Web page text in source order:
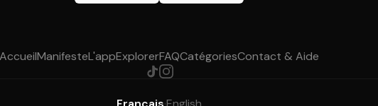
AccueilManifesteL'appExplorerFAQCatégoriesContact & Aide